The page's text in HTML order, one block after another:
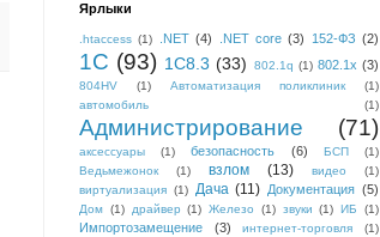
Ярлыки
.htaccess (1) .NET (4) .NET core (3) 152-ФЗ (2)
1С (93) 1C8.3 (33) 802.1q (1) 802.1x (3)
804HV (1) Автоматизация поликлиник
(1)
автомобиль
(1)
Администрирование (71)
аксессуары (1) безопасность (6) БСП
(1)
Ведьмежонок
(1) взлом (13) видео
(1)
виртуализация (1) Дача (11) Документация (5)
Дом (1) драйвер (1) Железо (1) звуки (1) ИБ (1)
Импортозамещение (3) интернет-торговля (1)